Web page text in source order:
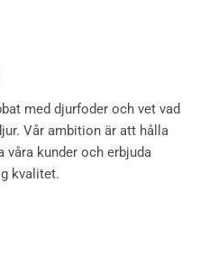
med djurfoder och vet vad
Vår ambition är att hålla
våra kunder och erbjuda
kvalitet.